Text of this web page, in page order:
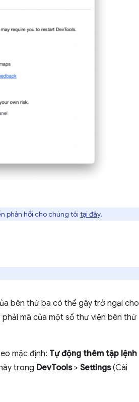
phản hồi cho chúng tôi tại đây.
bên thứ ba có thể gây trở ngại cho
mã của một số thư viện bên thứ
mặc định: Tự động thêm tập lệnh
trong DevTools> Settings(Cài